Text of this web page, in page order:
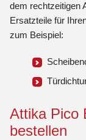
dem rechtzeitigen
Ersatzteile für
zum Beispiel:
Attika Pico
bestellen